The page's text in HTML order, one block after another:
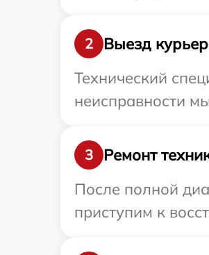
2
Выезд
Технический
неисправности
3
Ремонт
После полной
приступим к